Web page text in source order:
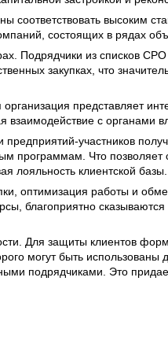
соответствовать высоким
состоящих в рядах
Подрядчики из списков
закупках, что
представляет
взаимодействие с органами
участников
программам. Что позволяет
лояльность клиентской базы.
оптимизация работы и
благоприятно сказываются
Для защиты клиентов
могут быть использованы
подрядчиками. Это